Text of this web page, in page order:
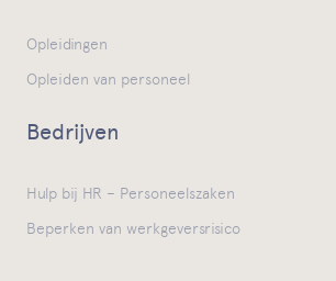
Opleidingen
Opleiden van personeel
Bedrijven
Hulp bij HR – Personeelszaken
Beperken van werkgeversrisico